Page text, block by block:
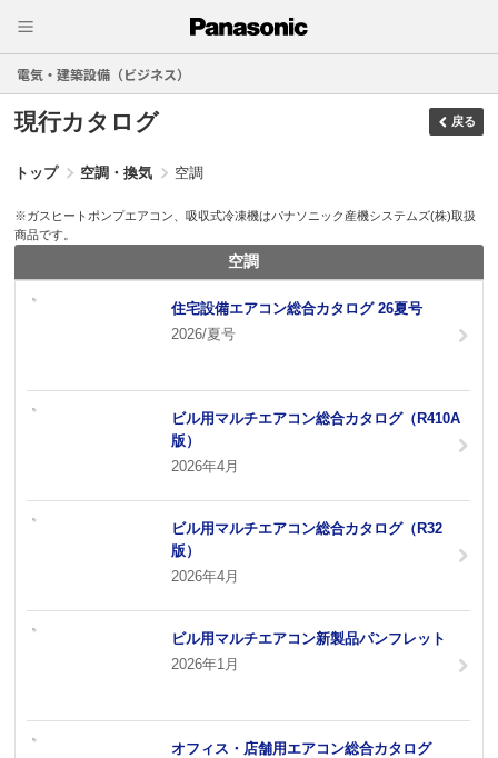
電気・建築設備（ビジネス）
現行カタログ 戻る
トップ 空調・換気 空調
※ガスヒートポンプエアコン、吸収式冷凍機はパナソニック産機システムズ(株)取扱
商品です。
空調
住宅設備エアコン総合カタログ 26夏号
2026/夏号
ビル用マルチエアコン総合カタログ（R410A
版）
2026年4月
ビル用マルチエアコン総合カタログ（R32
版）
2026年4月
ビル用マルチエアコン新製品パンフレット
2026年1月
オフィス・店舗用エアコン総合カタログ